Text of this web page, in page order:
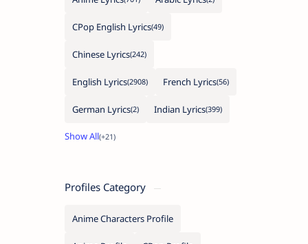
CPop English Lyrics
Chinese Lyrics
English Lyrics French Lyrics
German Lyrics Indian Lyrics
Profiles Category
Anime Characters Profile